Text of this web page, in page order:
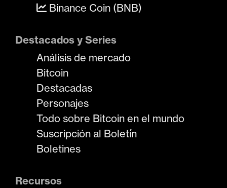
Binance Coin (BNB)
Destacados y Series
Análisis de mercado
Bitcoin
Destacadas
Personajes
Todo sobre Bitcoin en el mundo
Suscripción al Boletín
Boletines
Recursos